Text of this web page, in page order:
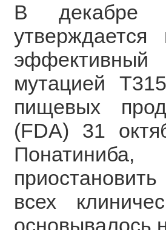
В декабре
мутацией
пищевых
(FDA) 31
всех
основывалось